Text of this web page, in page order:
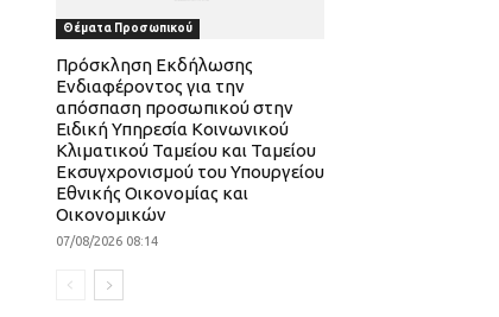
Θέματα Προσωπικού
Πρόσκληση Εκδήλωσης
Ενδιαφέροντος για την
απόσπαση προσωπικού στην
Ειδική Υπηρεσία Κοινωνικού
Κλιματικού Ταμείου και Ταμείου
Εκσυγχρονισμού του Υπουργείου
Εθνικής Οικονομίας και
Οικονομικών
07/08/2026 08:14